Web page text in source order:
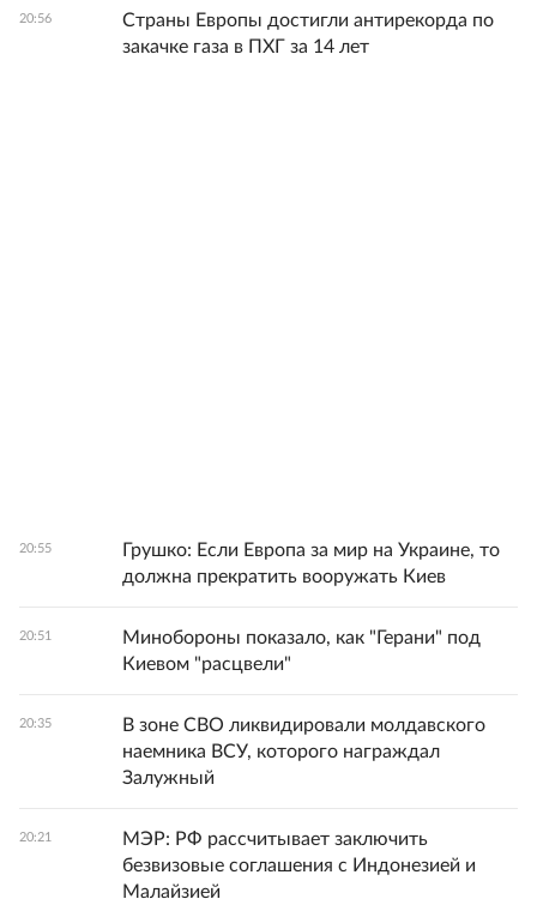
20:56
Страны Европы достигли антирекорда по
закачке газа в ПХГ за 14 лет
20:55
Грушко: Если Европа за мир на Украине, то
должна прекратить вооружать Киев
20:51
Минобороны показало, как "Герани" под
Киевом "расцвели"
20:35
В зоне СВО ликвидировали молдавского
наемника ВСУ, которого награждал
Залужный
20:21
МЭР: РФ рассчитывает заключить
безвизовые соглашения с Индонезией и
Малайзией